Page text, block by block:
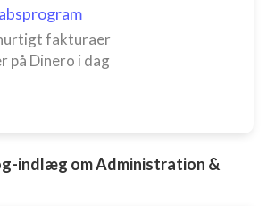
fakturaer
på Dinero i dag
indlæg om Administration &